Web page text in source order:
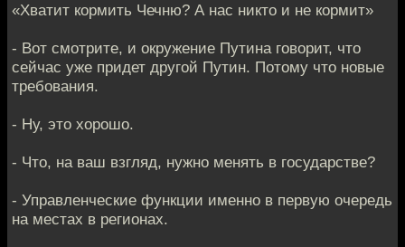
«Хватит кормить Чечню? А нас никто и не кормит»
- Вот смотрите, и окружение Путина говорит, что
сейчас уже придет другой Путин. Потому что новые
требования.
- Ну, это хорошо.
- Что, на ваш взгляд, нужно менять в государстве?
- Управленческие функции именно в первую очередь
на местах в регионах.